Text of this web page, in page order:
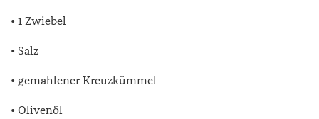
• 1 Zwiebel
• Salz
• gemahlener Kreuzkümmel
• Olivenöl